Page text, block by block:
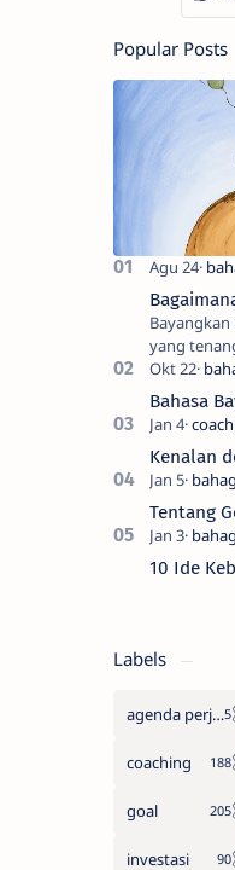
Popular Posts
yang
Tempat di
dan aman.
atau situa…
Bahasa
Kenalan
Tentang
10 Ide
Labels
agenda perjalanan
coaching
goal
investasi